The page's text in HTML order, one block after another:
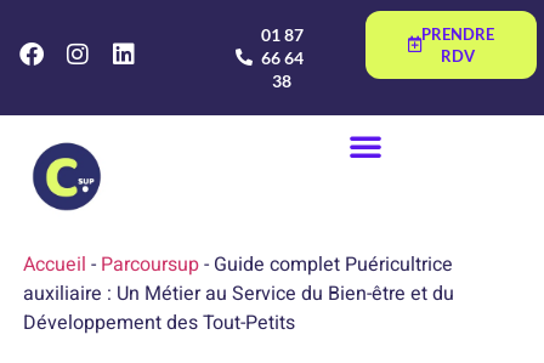
01 87
66 64
38
PRENDRE
RDV
Accueil - Parcoursup- Guide complet Puéricultrice
auxiliaire : Un Métier au Service du Bien-être et du
Développement des Tout-Petits